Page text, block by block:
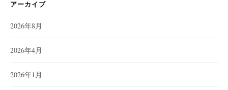
アーカイブ
2026年8月
2026年4月
2026年1月